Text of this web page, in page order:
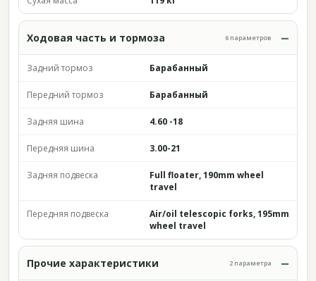
Ходовая часть и тормоза 6 параметров
Задний тормоз Барабанный
Передний тормоз Барабанный
Задняя шина 4.60 -18
Передняя шина 3.00-21
Задняя подвеска
Full floater, 190mm wheel
travel
Передняя подвеска
Air/oil telescopic forks, 195mm
wheel travel
Прочие характеристики 2 параметра